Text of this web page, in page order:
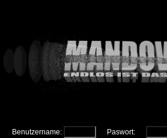
Benutzername: Paswort: